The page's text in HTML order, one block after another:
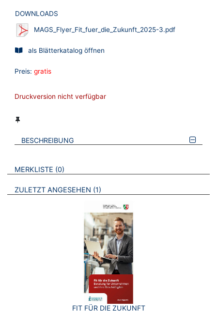
DOWNLOADS
MAGS_Flyer_Fit_fuer_die_Zukunft_2025-3.pdf
als Blätterkatalog öffnen
Preis: gratis
Druckversion nicht verfügbar
BESCHREIBUNG
VERWEISE AUF VERMERKTE- ODER ZULETZT ANGESEHENE
MERKLISTE 0 BROSCHÜREN
ZULETZT ANGESEHEN 1 BROSCHÜREN
FIT FÜR DIE ZUKUNFT